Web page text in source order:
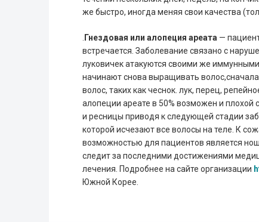
же быстро, иногда меняя свои качества
Гнездовая или алопеция ареата —
встречается. Заболевание связано с
луковичек атакуются своими же
начинают снова выращивать
волос, таких как чеснок. лук, перец,
алопеции ареате в 50% возможен и
и ресницы приводя к следующей стадии
которой исчезают все волосы на теле. К
возможностью для пациентов является
следит за последними достижениями
лечения. Подробнее на сайте организации
Южной Корее.